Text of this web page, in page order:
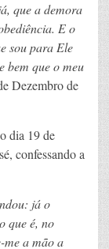
que a demora
E o
sou para Ele
bem que o meu
Dezembro de
dia 19 de
confessando a
já o
que é, no
me a mão a